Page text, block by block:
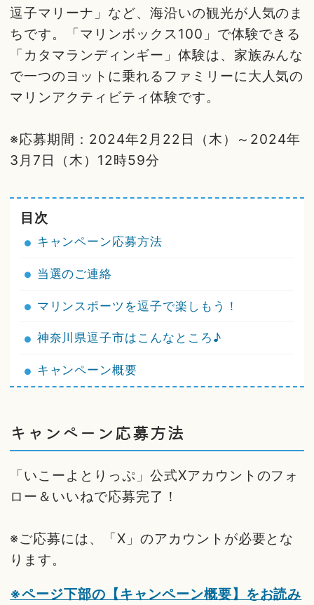
逗子マリーナ」など、海沿いの観光が人気のま
ちです。「マリンボックス100」で体験できる
「カタマランディンギー」体験は、家族みんな
で一つのヨットに乗れるファミリーに大人気の
マリンアクティビティ体験です。
※応募期間：2024年2月22日（木）～2024年
3月7日（木）12時59分
目次
キャンペーン応募方法
当選のご連絡
マリンスポーツを逗子で楽しもう！
神奈川県逗子市はこんなところ♪
キャンペーン概要
キャンペーン応募方法
「いこーよとりっぷ」公式Xアカウントのフォ
ロー＆いいねで応募完了！
※ご応募には、「X」のアカウントが必要とな
ります。
※ページ下部の【キャンペーン概要】をお読み